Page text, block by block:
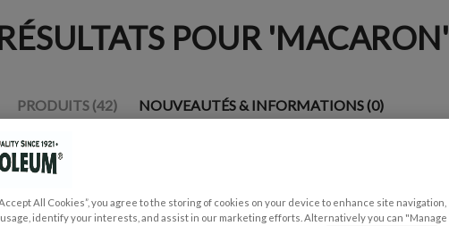
POUR 'MACARON'
PRODUITS (42) NOUVEAUTÉS & INFORMATIONS (0)
All Cookies”, you agree to the storing of cookies on your device to enhance site navigation,
identify your interests, and assist in our marketing efforts. Alternatively you can "Manage